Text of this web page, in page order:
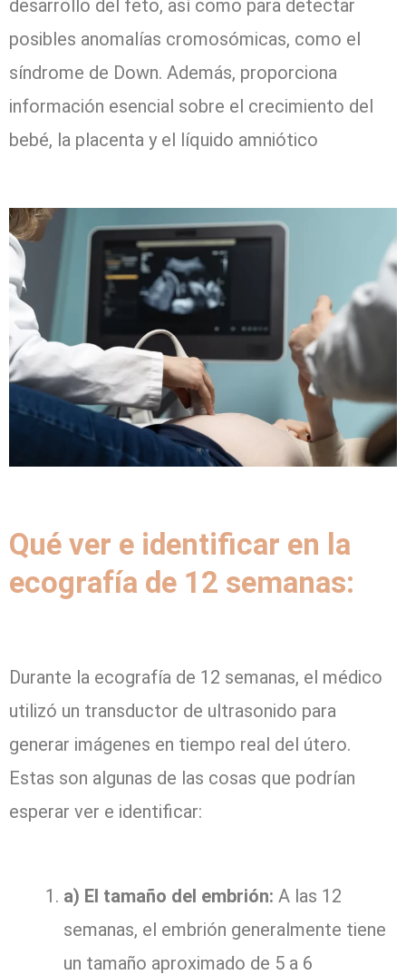
desarrollo del feto, así como para detectar
posibles anomalías cromosómicas, como el
síndrome de Down. Además, proporciona
información esencial sobre el crecimiento del
bebé, la placenta y el líquido amniótico
Qué ver e identificar en la
ecografía de 12 semanas:
Durante la ecografía de 12 semanas, el médico
utilizó un transductor de ultrasonido para
generar imágenes en tiempo real del útero.
Estas son algunas de las cosas que podrían
esperar ver e identificar:
a) El tamaño del embrión: A las 12
semanas, el embrión generalmente tiene
un tamaño aproximado de 5 a 6